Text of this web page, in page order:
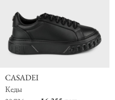
CASADEI
Кеды